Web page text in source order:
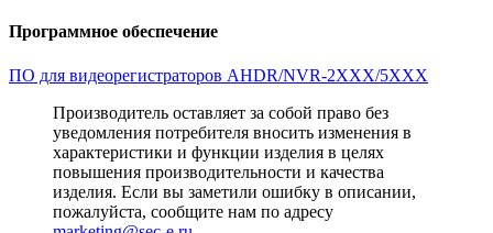
Программное обеспечение
ПО для видеорегистраторов AHDR/NVR-2XXX/5XXX
Производитель оставляет за собой право без
уведомления потребителя вносить изменения в
характеристики и функции изделия в целях
повышения производительности и качества
изделия. Если вы заметили ошибку в описании,
пожалуйста, сообщите нам по адресу